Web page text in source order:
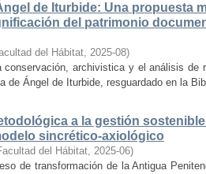
de Iturbide: Una propuesta
del patrimonio
del Hábitat, 2025-08)
archivistica y el análisis de
de Ángel de Iturbide, resguardado en la
a la gestión
sincrético-axiológico
del Hábitat, 2025-06)
de transformación de la Antigua